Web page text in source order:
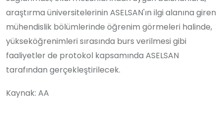
araştırma üniversitelerinin ASELSAN'ın ilgi alanına giren
mühendislik bölümlerinde öğrenim görmeleri halinde,
yükseköğrenimleri sırasında burs verilmesi gibi
faaliyetler de protokol kapsamında ASELSAN
tarafından gerçekleştirilecek.
Kaynak: AA